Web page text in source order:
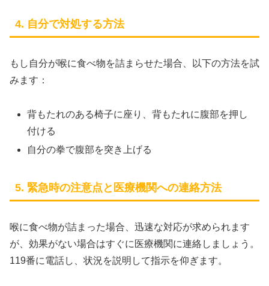
4. 自分で対処する方法
もし自分が喉に食べ物を詰まらせた場合、以下の方法を試
みます：
背もたれのある椅子に座り、背もたれに腹部を押し
付ける
自分の拳で腹部を突き上げる
5. 緊急時の注意点と医療機関への連絡方法
喉に食べ物が詰まった場合、迅速な対応が求められます
が、効果がない場合はすぐに医療機関に連絡しましょう。
119番に電話し、状況を説明して指示を仰ぎます。